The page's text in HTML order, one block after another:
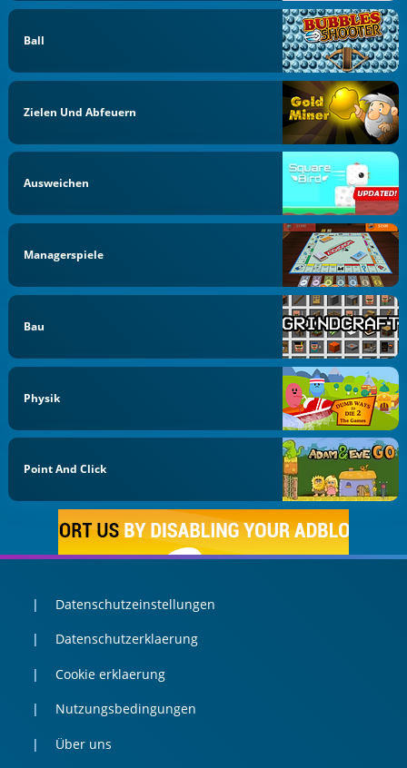
Ball
Zielen Und Abfeuern
Ausweichen
Managerspiele
Bau
Physik
Point And Click
Datenschutzeinstellungen
Datenschutzerklaerung
Cookie erklaerung
Nutzungsbedingungen
Über uns